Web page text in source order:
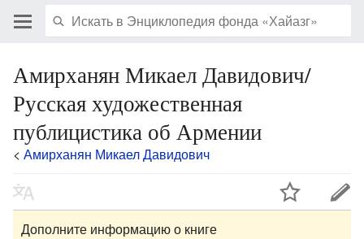
Амирханян Микаел Давидович/
Русская художественная
публицистика об Армении
< Амирханян Микаел Давидович
Дополните информацию о книге